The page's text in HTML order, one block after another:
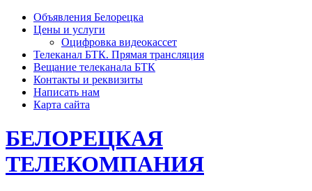
Объявления Белорецка
Цены и услуги
Оцифровка видеокассет
Телеканал БТК. Прямая трансляция
Вещание телеканала БТК
Контакты и реквизиты
Написать нам
Карта сайта
БЕЛОРЕЦКАЯ
ТЕЛЕКОМПАНИЯ